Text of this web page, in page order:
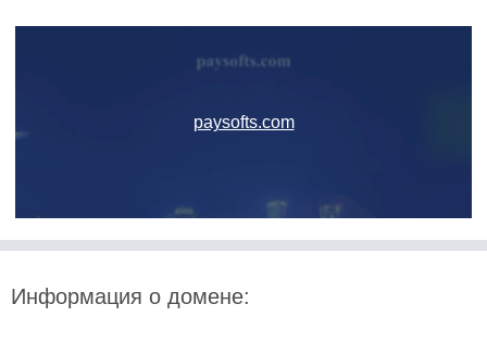
paysofts.com
Информация о домене: